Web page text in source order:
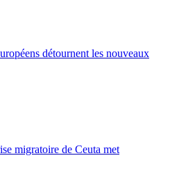
détournent les nouveaux
migratoire de Ceuta met